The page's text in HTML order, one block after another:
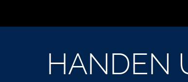
HANDEN